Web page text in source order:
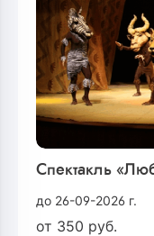
Спектакль
до 26-09-2026 г.
от 350 руб.